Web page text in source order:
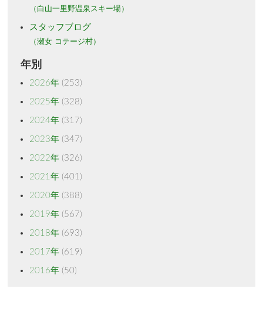
（白山一里野温泉スキー場）
スタッフブログ
（瀬女 コテージ村）
年別
2026年(253)
2025年(328)
2024年(317)
2023年(347)
2022年(326)
2021年(401)
2020年(388)
2019年(567)
2018年(693)
2017年(619)
2016年(50)